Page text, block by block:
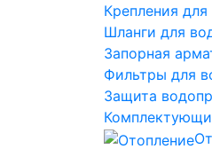
Крепления для
Шланги для
Запорная
Фильтры для
Защита